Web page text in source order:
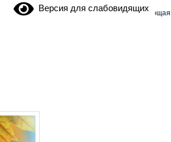
Версия для слабовидящих
Навигация
← Предыдущая Следующая